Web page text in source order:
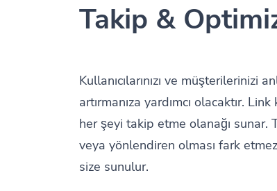
Takip &
Kullanıcılarınızı ve müşterilerinizi
artırmanıza yardımcı olacaktır.
her şeyi takip etme olanağı sunar.
veya yönlendiren olması fark
size sunulur.